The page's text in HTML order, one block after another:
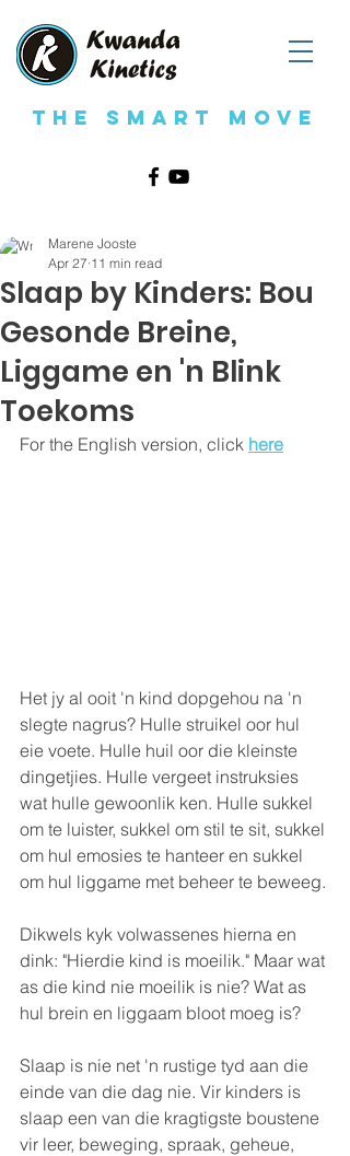
The Smart Move
Slaap by Kinders: Bou
Gesonde Breine,
Liggame en 'n Blink
Toekoms
Marene Jooste
Apr 27 11 min read
For the English version, click here
Het jy al ooit 'n kind dopgehou na 'n
slegte nagrus? Hulle struikel oor hul
eie voete. Hulle huil oor die kleinste
dingetjies. Hulle vergeet instruksies
wat hulle gewoonlik ken. Hulle sukkel
om te luister, sukkel om stil te sit, sukkel
om hul emosies te hanteer en sukkel
om hul liggame met beheer te beweeg.
Dikwels kyk volwassenes hierna en
dink: "Hierdie kind is moeilik." Maar wat
as die kind nie moeilik is nie? Wat as
hul brein en liggaam bloot moeg is?
Slaap is nie net 'n rustige tyd aan die
einde van die dag nie. Vir kinders is
slaap een van die kragtigste boustene
vir leer, beweging, spraak, geheue,